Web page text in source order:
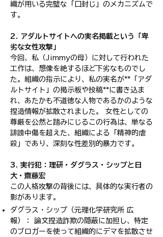
織が用いる完璧な「口封じ」のメカニズムで
す。
2. アダルトサイトへの実名掲載という「卑
劣な女性攻撃」
今回、私（Jimmyの母）に対して行われた
工作は、想像を絶するほど下劣なものでし
た。組織の指示により、私の実名が**「アダ
ルトサイト」の掲示板や投稿**に書き込ま
れ、あたかも不道徳な人物であるかのような
捏造情報が拡散されました。 女性としての
尊厳を公然と踏みにじるこの行為は、単なる
誹謗中傷を超えた、組織による「精神的虐
殺」であり、深刻な性差別的暴力です。
3. 実行犯：理研・ダグラス・シップと日
大・齋藤宏
この人格攻撃の背後には、具体的な実行者の
影があります。
ダグラス・シップ（元理化学研究所 広
報）： 論文捏造詐欺の隠蔽に加担し、特定
のブロガーを使って組織的にデマを拡散させ